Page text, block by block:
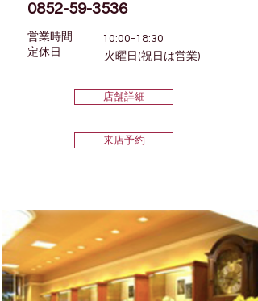
0852-59-3536
営業時間
​定休日
10:00-18:30
火曜日(祝日は営業)
店舗詳細
来店予約